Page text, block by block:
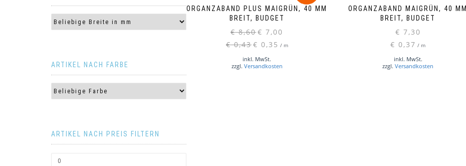
ORGANZABAND PLUS MAIGRÜN, 40 MM
BREIT, BUDGET
€8,60Ursprünglicher
Preis
€ 8,60
€ 7,00
€0,43€ 0,35 / m
inkl. MwSt.
zzgl. Versandkosten
ORGANZABAND MAIGRÜN, 40 MM
BREIT, BUDGET
€ 7,30
€ 0,37 / m
inkl. MwSt.
zzgl.Versandkosten
ARTIKEL NACH FARBE
ARTIKEL NACH PREIS FILTERN